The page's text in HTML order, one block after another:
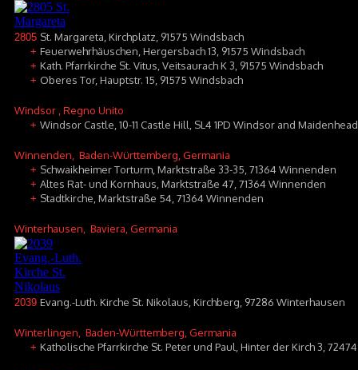
2805 St. Margareta, Kirchplatz, 91575 Windsbach
+ Feuerwehrhäuschen, Hergersbach 13, 91575 Windsbach
+ Kath. Pfarrkirche St. Vitus, Veitsaurach K 3, 91575 Windsbach
+ Oberes Tor, Hauptstr. 15, 91575 Windsbach
Windsor , Regno Unito
+ Windsor Castle, 10-11 Castle Hill, SL4 1PD Windsor and Maidenhead
Winnenden , Baden-Württemberg, Germania
+ Schwaikheimer Torturm, Marktstraße 33-35, 71364 Winnenden
+ Altes Rat- und Kornhaus, Marktstraße 47, 71364 Winnenden
+ Stadtkirche, Marktstraße 54, 71364 Winnenden
Winterhausen , Baviera, Germania
2039 Evang.-Luth. Kirche St. Nikolaus, Kirchberg, 97286 Winterhausen
Winterlingen , Baden-Württemberg, Germania
+ Katholische Pfarrkirche St. Peter und Paul, Hinter der Kirch 3,